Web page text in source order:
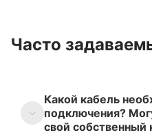
Часто
Какой кабель
подключения?
свой собственный